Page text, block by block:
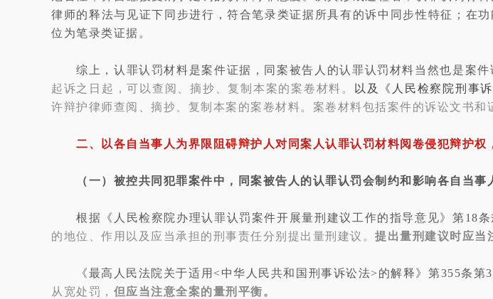
律师的释法与见证下同步进行，符合笔录类证据所具有的诉中同步性特征；在
位为笔录类证据。
综上，认罪认罚材料是案件证据，同案被告人的认罪认罚材料当然也是案
起诉之日起，可以查阅、摘抄、复制本案的案卷材料。
以及《 人民检察院刑事
许辩护律师查阅、摘抄、复制本案的案卷材料。案卷材料包括案件的诉讼文书和
二、以各自当事人为界限阻碍辩护人对同案人认罪认罚材料阅卷侵犯辩护权
（一）被控共同犯罪案件中，同案被告人的认罪认罚会制约和影响各自当
根据《人民检察院办理认罪认罚案件开展量刑建议工作的指导意见》第18条
的地位、作用以及应当承担的刑事责任分别提出量刑建议。 提出量刑建议时应当
《最高人民法院关于适用<中华人民共和国刑事诉讼法>的解释》第355条第
从宽处罚， 但应当注意全案的量刑平衡。